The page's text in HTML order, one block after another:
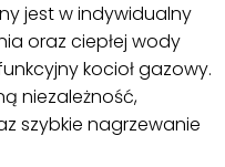
jest w indywidualny
oraz ciepłej wody
kocioł gazowy.
niezależność,
szybkie nagrzewanie